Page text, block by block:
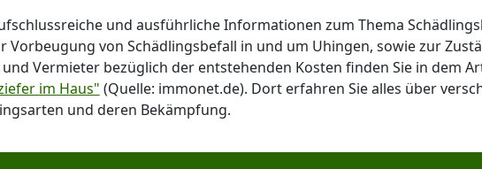
und ausführliche Informationen zum Thema
Vorbeugung von Schädlingsbefall in und um Uhingen, sowie zur
Vermieter bezüglich der entstehenden Kosten finden Sie in dem
im Haus" (Quelle: immonet.de). Dort erfahren Sie alles über
und deren Bekämpfung.